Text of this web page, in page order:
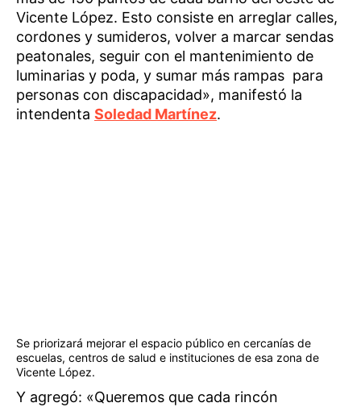
Vicente López. Esto consiste en arreglar calles,
cordones y sumideros, volver a marcar sendas
peatonales, seguir con el mantenimiento de
luminarias y poda, y sumar más rampas para
personas con discapacidad», manifestó la
intendenta Soledad Martínez.
Se priorizará mejorar el espacio público en cercanías de
escuelas, centros de salud e instituciones de esa zona de
Vicente López.
Y agregó: «Queremos que cada rincón